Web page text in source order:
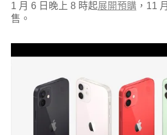
1 月 6 日晚上 8 時起展開預購 ，11
售。